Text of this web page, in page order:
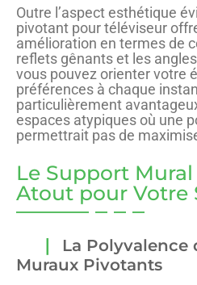
Outre l’aspect esthétique
pivotant pour téléviseur
amélioration en termes de
reflets gênants et les
vous pouvez orienter votre
préférences à chaque
particulièrement
espaces atypiques où une
permettrait pas de
Le Support
Atout pour Votre
La Polyvalence
Muraux Pivotants